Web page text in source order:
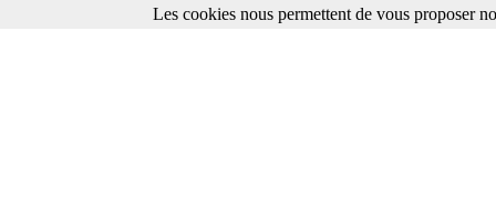
Les cookies nous permettent de vous proposer